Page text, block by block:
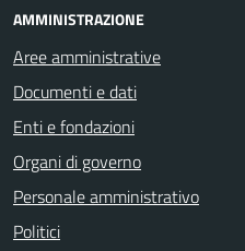
AMMINISTRAZIONE
Aree amministrative
Documenti e dati
Enti e fondazioni
Organi di governo
Personale amministrativo
Politici